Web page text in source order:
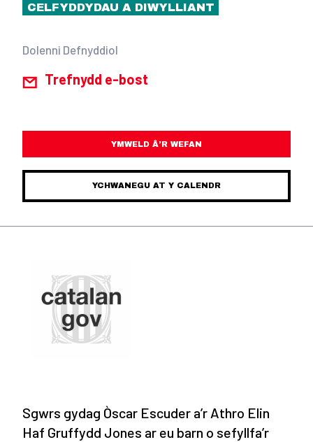
CELFYDDYDAU A DIWYLLIANT
Dolenni Defnyddiol
Trefnydd e-bost
YMWELD Â’R WEFAN
YCHWANEGU AT Y CALENDR
Sgwrs gydag Òscar Escuder a’r Athro Elin
Haf Gruffydd Jones ar eu barn o sefyllfa’r